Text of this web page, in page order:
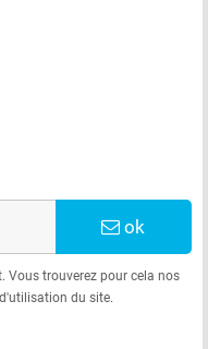
ok
Vous trouverez pour cela nos
du site.